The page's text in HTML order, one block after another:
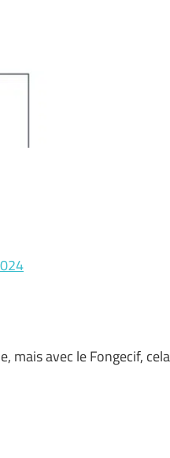
mais avec le Fongecif,